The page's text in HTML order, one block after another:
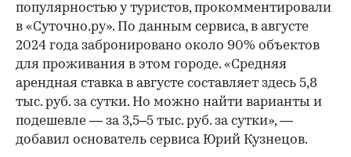
популярностью у туристов, прокомментировали
в «Суточно.ру». По данным сервиса, в августе
2024 года забронировано около 90% объектов
для проживания в этом городе. «Средняя
арендная ставка в августе составляет здесь 5,8
тыс. руб. за сутки. Но можно найти варианты и
подешевле — за 3,5–5 тыс. руб. за сутки», —
добавил основатель сервиса Юрий Кузнецов.